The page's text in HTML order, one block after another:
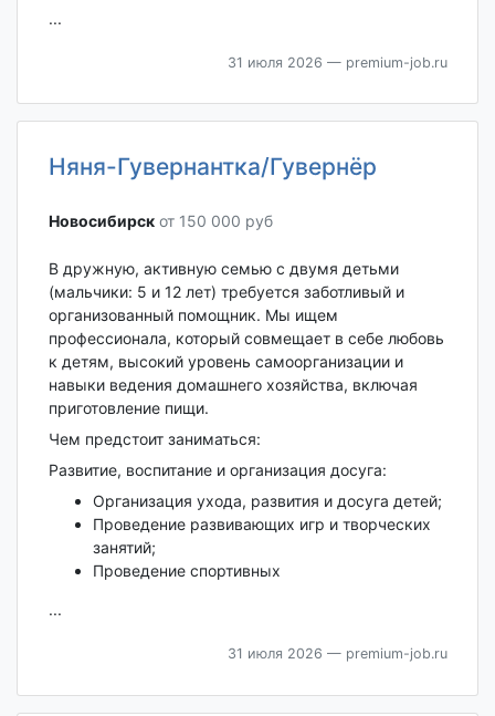
...
31 июля 2026 — premium-job.ru
Няня-Гувернантка/Гувернёр
Новосибирск‎ от 150 000 руб
В дружную, активную семью с двумя детьми
(мальчики: 5 и 12 лет) требуется заботливый и
организованный помощник. Мы ищем
профессионала, который совмещает в себе любовь
к детям, высокий уровень самоорганизации и
навыки ведения домашнего хозяйства, включая
приготовление пищи.
Чем предстоит заниматься:
Развитие, воспитание и организация досуга:
Организация ухода, развития и досуга детей;
Проведение развивающих игр и творческих
занятий;
Проведение спортивных
...
31 июля 2026 — premium-job.ru